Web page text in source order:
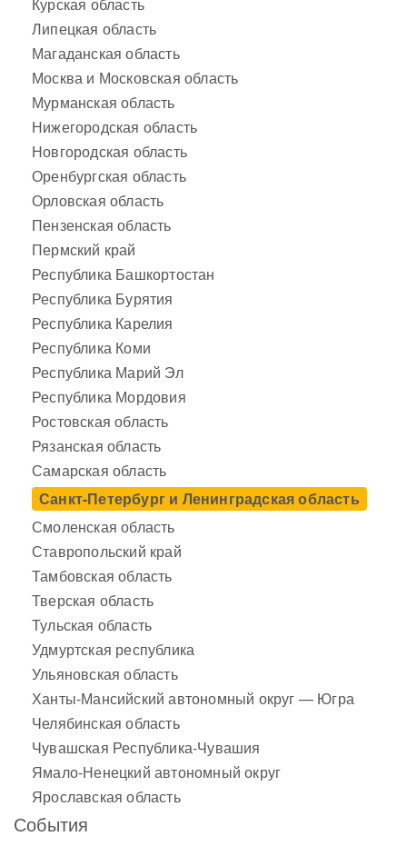
Липецкая область
Магаданская область
Москва и Московская область
Мурманская область
Нижегородская область
Новгородская область
Оренбургская область
Орловская область
Пензенская область
Пермский край
Республика Башкортостан
Республика Бурятия
Республика Карелия
Республика Коми
Республика Марий Эл
Республика Мордовия
Ростовская область
Рязанская область
Самарская область
Санкт-Петербург и Ленинградская область
Смоленская область
Ставропольский край
Тамбовская область
Тверская область
Тульская область
Удмуртская республика
Ульяновская область
Ханты-Мансийский автономный округ — Югра
Челябинская область
Чувашская Республика-Чувашия
Ямало-Ненецкий автономный округ
Ярославская область
События